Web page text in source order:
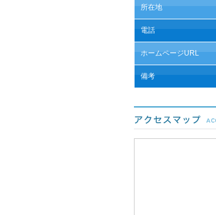
所在地
電話
ホームページURL
備考